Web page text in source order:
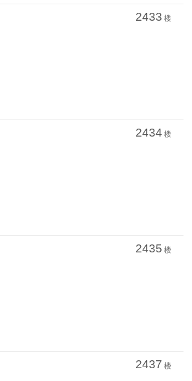
2433 楼
2434 楼
2435 楼
2437 楼